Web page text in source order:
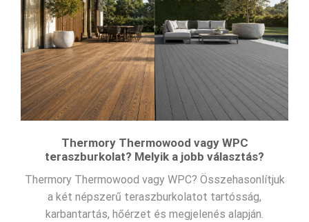
Thermory Thermowood vagy WPC
teraszburkolat? Melyik a jobb választás?
Thermory Thermowood vagy WPC? Összehasonlítjuk
a két népszerű teraszburkolatot tartósság,
karbantartás, hőérzet és megjelenés alapján.